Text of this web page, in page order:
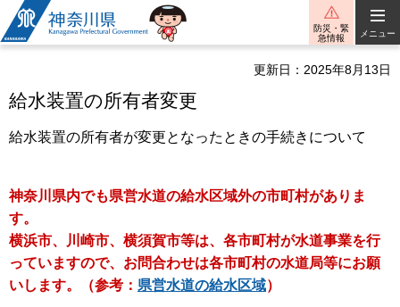
神奈川県
防災・緊
急情報
メニュー
更新日：2025年8月13日
給水装置の所有者変更
給水装置の所有者が変更となったときの手続きについて
神奈川県内でも県営水道の給水区域外の市町村がありま
す。
横浜市、川崎市、横須賀市等は、各市町村が水道事業を行
っていますので、お問合わせは各市町村の水道局等にお願
いします。（参考： 県営水道の給水区域）